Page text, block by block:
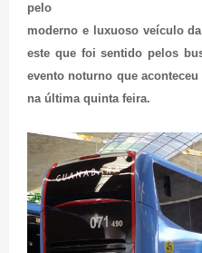
pelo
moderno e luxuoso veículo
este que foi sentido pelos
evento noturno que aconteceu
na última quinta feira.